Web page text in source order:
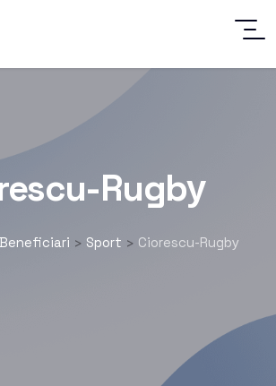
Rugbу
Beneficiari > Sport > Ciorescu-Rugbу